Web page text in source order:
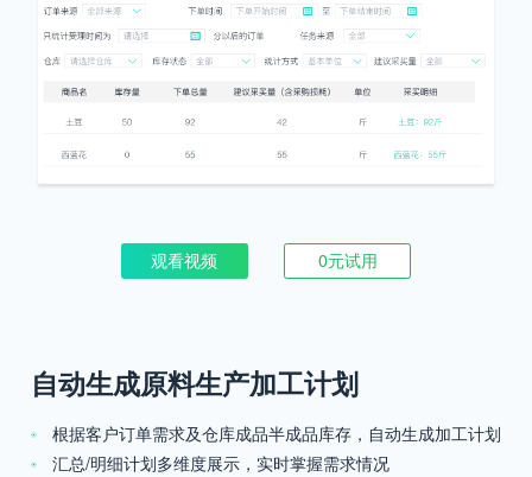
观看视频 0元试用
自动生成原料生产加工计划
根据客户订单需求及仓库成品半成品库存，自动生成加工计划
汇总/明细计划多维度展示，实时掌握需求情况